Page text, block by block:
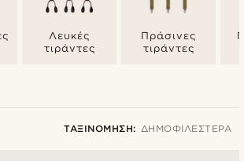
Λευκές
τιράντες
Πράσινες
τιράντες
ΤΑΞΙΝΌΜΗΣΗ: ΔΗΜΟΦΙΛΈΣΤΕΡΑ